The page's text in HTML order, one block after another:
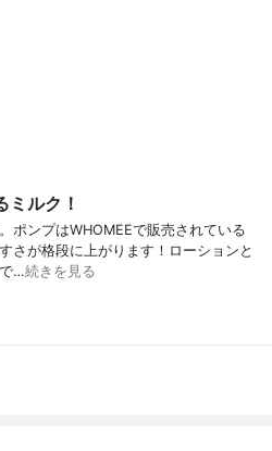
ルク！
ポンプはWHOMEEで販売されている
さが格段に上がります！ローションと
…続きを見る